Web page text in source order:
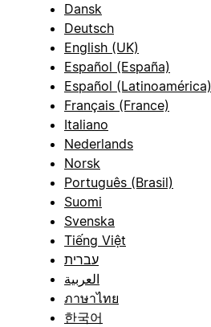
Dansk
Deutsch
English (UK)
Español (España)
Español (Latinoamérica)
Français (France)
Italiano
Nederlands
Norsk
Português (Brasil)
Suomi
Svenska
Tiếng Việt
עברית
العربية
ภาษาไทย
한국어